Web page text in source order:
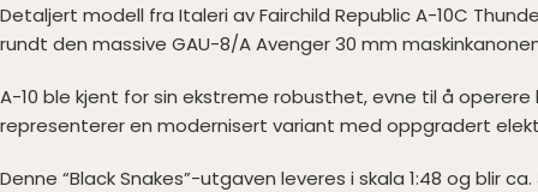
Detaljert modell fra Italeri av Fairchild Republic A-10C
rundt den massive GAU-8/A Avenger 30 mm
A-10 ble kjent for sin ekstreme robusthet, evne til å
representerer en modernisert variant med oppgradert
Denne “Black Snakes”-utgaven leveres i skala 1:48 og